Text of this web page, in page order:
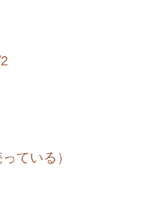
ている）